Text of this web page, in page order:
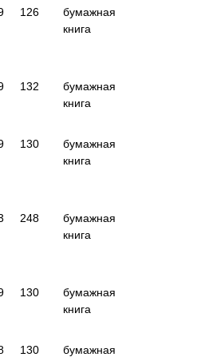
126
бумажная
книга
132
бумажная
книга
130
бумажная
книга
248
бумажная
книга
130
бумажная
книга
130
бумажная